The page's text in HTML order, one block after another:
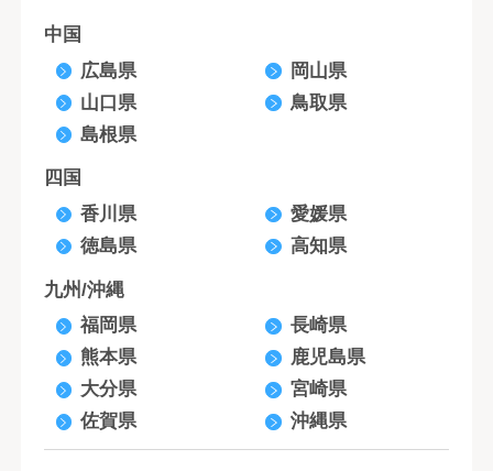
中国
広島県
岡山県
山口県
鳥取県
島根県
四国
香川県
愛媛県
徳島県
高知県
九州/沖縄
福岡県
長崎県
熊本県
鹿児島県
大分県
宮崎県
佐賀県
沖縄県